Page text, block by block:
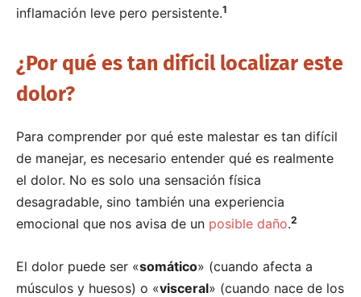
inflamación leve pero persistente.1
¿Por qué es tan difícil localizar este
dolor?
Para comprender por qué este malestar es tan difícil
de manejar, es necesario entender qué es realmente
el dolor. No es solo una sensación física
desagradable, sino también una experiencia
emocional que nos avisa de un posible daño.2
El dolor puede ser «somático» (cuando afecta a
músculos y huesos) o «visceral» (cuando nace de los